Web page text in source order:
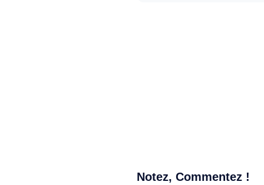
Notez, Commentez !